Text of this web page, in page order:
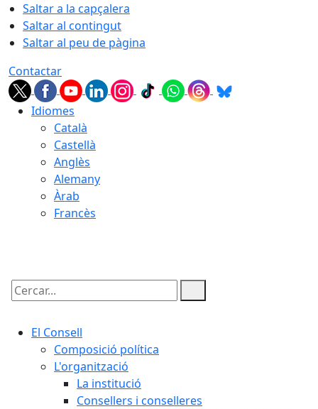
Saltar a la capçalera
Saltar al contingut
Saltar al peu de pàgina
Contactar
Idiomes
Català
Castellà
Anglès
Alemany
Àrab
Francès
Cercar:
El Consell
Composició política
L'organització
La institució
Consellers i conselleres